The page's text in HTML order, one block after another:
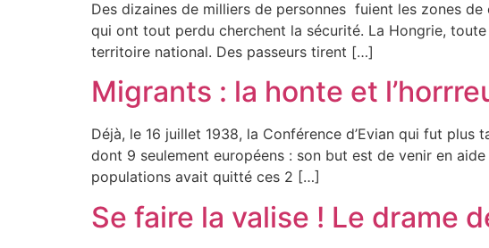
Des dizaines de milliers de personnes fuient les zones
qui ont tout perdu cherchent la sécurité. La Hongrie,
territoire national. Des passeurs tirent […]
Migrants : la honte et
Déjà, le 16 juillet 1938, la Conférence d’Evian qui fut
dont 9 seulement européens : son but est de venir en
populations avait quitté ces 2 […]
Se faire la valise ! Le drame